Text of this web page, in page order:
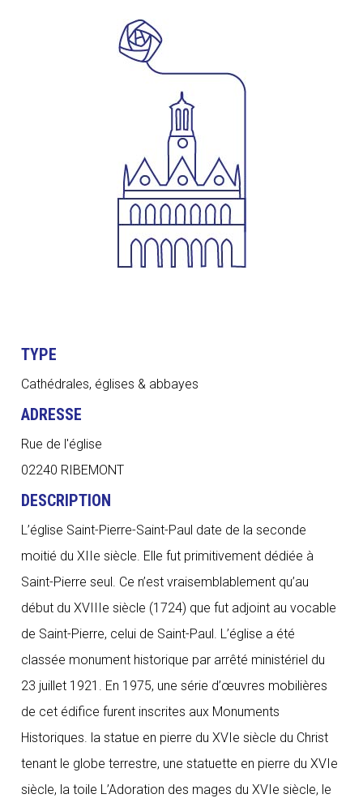
TYPE
Cathédrales, églises & abbayes
ADRESSE
Rue de l'église
02240 RIBEMONT
DESCRIPTION
L’église Saint-Pierre-Saint-Paul date de la seconde
moitié du XIIe siècle. Elle fut primitivement dédiée à
Saint-Pierre seul. Ce n’est vraisemblablement qu’au
début du XVIIIe siècle (1724) que fut adjoint au vocable
de Saint-Pierre, celui de Saint-Paul. L’église a été
classée monument historique par arrêté ministériel du
23 juillet 1921. En 1975, une série d’œuvres mobilières
de cet édifice furent inscrites aux Monuments
Historiques. la statue en pierre du XVIe siècle du Christ
tenant le globe terrestre, une statuette en pierre du XVIe
siècle, la toile L’Adoration des mages du XVIe siècle, le